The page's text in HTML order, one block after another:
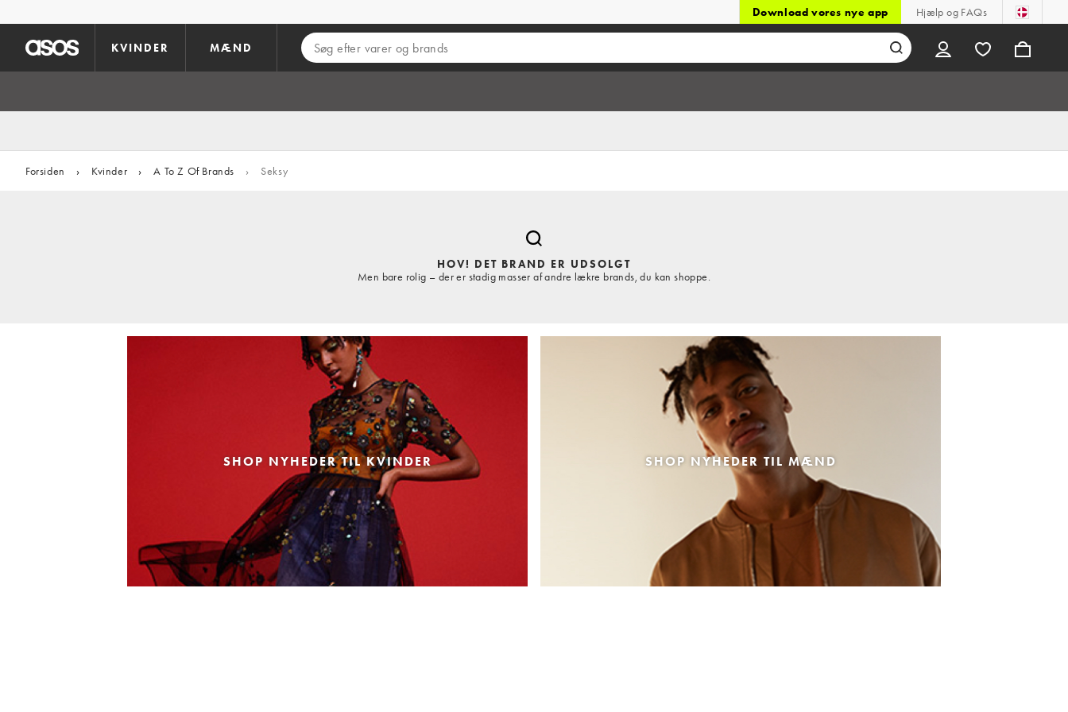
Download vores nye app Hjælp og FAQs
KVINDER MÆND
Forsiden › Kvinder › A To Z Of Brands › Seksy
HOV! DET BRAND ER UDSOLGT
Men bare rolig – der er stadig masser af andre lækre brands, du kan shoppe.
SHOP NYHEDER TIL KVINDER SHOP NYHEDER TIL MÆND